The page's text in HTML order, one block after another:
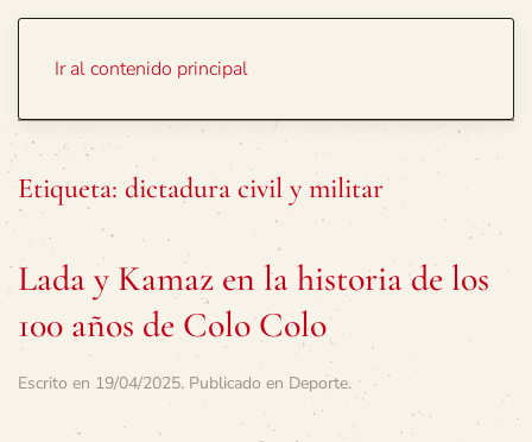
Ir al contenido principal
Etiqueta: dictadura civil y militar
Lada y Kamaz en la historia de los
100 años de Colo Colo
Escrito en 19/04/2025. Publicado en Deporte.